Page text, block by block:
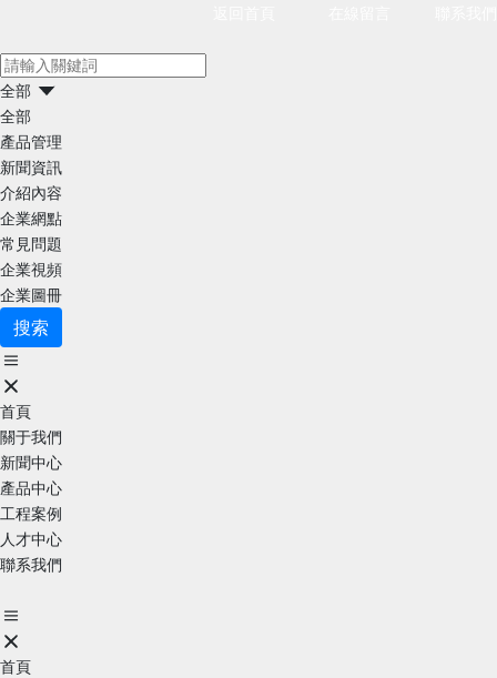
全部
全部
產品管理
新聞資訊
介紹內容
企業網點
常見問題
企業視頻
企業圖冊
搜索
首頁
關于我們
新聞中心
產品中心
工程案例
人才中心
聯系我們
首頁